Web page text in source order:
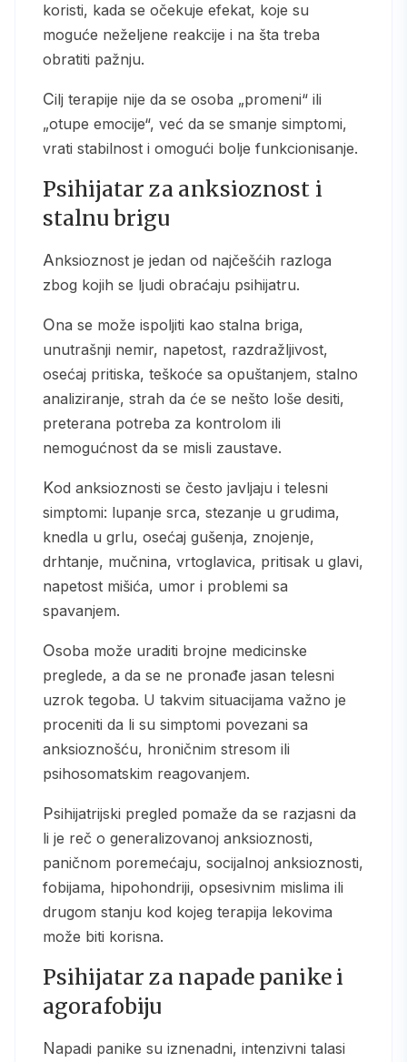
koristi, kada se očekuje efekat, koje su
moguće neželjene reakcije i na šta treba
obratiti pažnju.
Cilj terapije nije da se osoba „promeni“ ili
„otupe emocije“, već da se smanje simptomi,
vrati stabilnost i omogući bolje funkcionisanje.
Psihijatar za anksioznost i
stalnu brigu
Anksioznost je jedan od najčešćih razloga
zbog kojih se ljudi obraćaju psihijatru.
Ona se može ispoljiti kao stalna briga,
unutrašnji nemir, napetost, razdražljivost,
osećaj pritiska, teškoće sa opuštanjem, stalno
analiziranje, strah da će se nešto loše desiti,
preterana potreba za kontrolom ili
nemogućnost da se misli zaustave.
Kod anksioznosti se često javljaju i telesni
simptomi: lupanje srca, stezanje u grudima,
knedla u grlu, osećaj gušenja, znojenje,
drhtanje, mučnina, vrtoglavica, pritisak u glavi,
napetost mišića, umor i problemi sa
spavanjem.
Osoba može uraditi brojne medicinske
preglede, a da se ne pronađe jasan telesni
uzrok tegoba. U takvim situacijama važno je
proceniti da li su simptomi povezani sa
anksioznošću, hroničnim stresom ili
psihosomatskim reagovanjem.
Psihijatrijski pregled pomaže da se razjasni da
li je reč o generalizovanoj anksioznosti,
paničnom poremećaju, socijalnoj anksioznosti,
fobijama, hipohondriji, opsesivnim mislima ili
drugom stanju kod kojeg terapija lekovima
može biti korisna.
Psihijatar za napade panike i
agorafobiju
Napadi panike su iznenadni, intenzivni talasi